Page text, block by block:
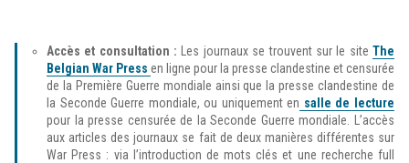
Accès et consultation : Les journaux se trouvent sur le siteThe
Belgian War Press en ligne pour la presse clandestine et censurée
de la Première Guerre mondiale ainsi que la presse clandestine de
la Seconde Guerre mondiale, ou uniquement en salle de lecture
pour la presse censurée de la Seconde Guerre mondiale. L’accès
aux articles des journaux se fait de deux manières différentes sur
War Press : via l’introduction de mots clés et une recherche full